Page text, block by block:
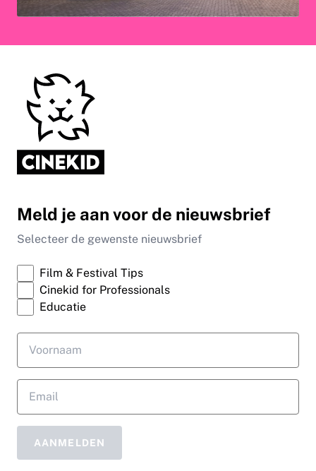
Meld je aan voor de nieuwsbrief
Selecteer de gewenste nieuwsbrief
Film & Festival Tips
Cinekid for Professionals
Educatie
AANMELDEN